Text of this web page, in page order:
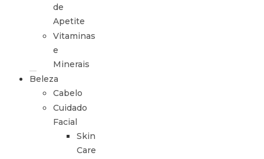
de
Apetite
Vitaminas
e
Minerais
Beleza
Cabelo
Cuidado
Facial
Skin
Care